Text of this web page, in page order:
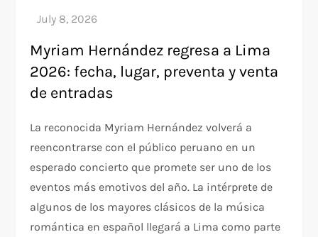
Myriam Hernández regresa a Lima
2026: fecha, lugar, preventa y venta
de entradas
La reconocida Myriam Hernández volverá a
reencontrarse con el público peruano en un
esperado concierto que promete ser uno de los
eventos más emotivos del año. La intérprete de
algunos de los mayores clásicos de la música
romántica en español llegará a Lima como parte